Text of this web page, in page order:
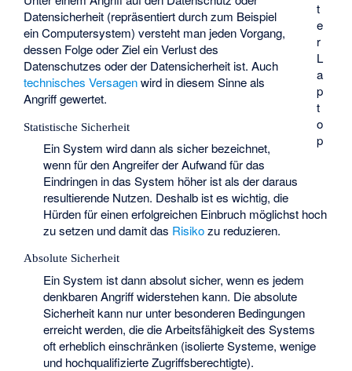
t
e
r
L
a
p
t
o
p
Datensicherheit (repräsentiert durch zum Beispiel
ein Computersystem) versteht man jeden Vorgang,
dessen Folge oder Ziel ein Verlust des
Datenschutzes oder der Datensicherheit ist. Auch
technisches Versagenwird in diesem Sinne als
Angriff gewertet.
Statistische Sicherheit
Ein System wird dann als sicher bezeichnet,
wenn für den Angreifer der Aufwand für das
Eindringen in das System höher ist als der daraus
resultierende Nutzen. Deshalb ist es wichtig, die
Hürden für einen erfolgreichen Einbruch möglichst hoch
zu setzen und damit das Risikozu reduzieren.
Absolute Sicherheit
Ein System ist dann absolut sicher, wenn es jedem
denkbaren Angriff widerstehen kann. Die absolute
Sicherheit kann nur unter besonderen Bedingungen
erreicht werden, die die Arbeitsfähigkeit des Systems
oft erheblich einschränken (isolierte Systeme, wenige
und hochqualifizierte Zugriffsberechtigte).